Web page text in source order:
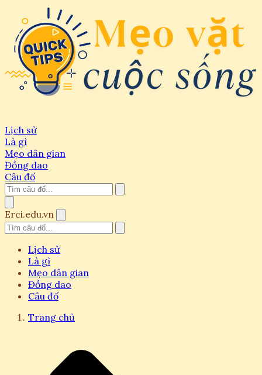
Lịch sử
Là gì
Mẹo dân gian
Đồng dao
Câu đố
Erci.edu.vn
Lịch sử
Là gì
Mẹo dân gian
Đồng dao
Câu đố
Trang chủ